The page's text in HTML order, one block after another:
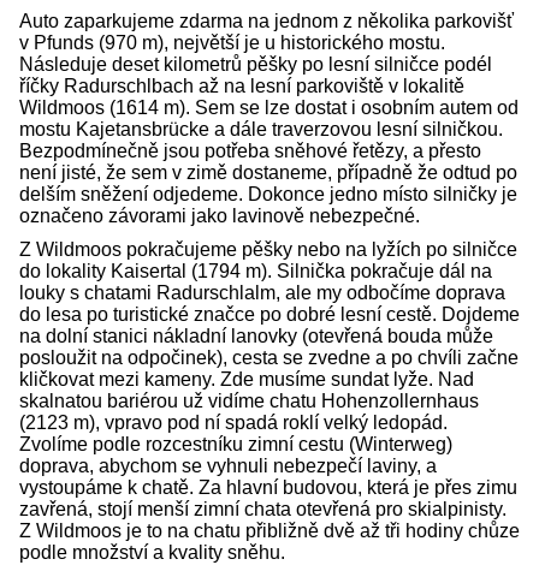
Auto zaparkujeme zdarma na jednom z několika parkovišť
v Pfunds (970 m), největší je u historického mostu.
Následuje deset kilometrů pěšky po lesní silničce podél
říčky Radurschlbach až na lesní parkoviště v lokalitě
Wildmoos (1614 m). Sem se lze dostat i osobním autem od
mostu Kajetansbrücke a dále traverzovou lesní silničkou.
Bezpodmínečně jsou potřeba sněhové řetězy, a přesto
není jisté, že sem v zimě dostaneme, případně že odtud po
delším sněžení odjedeme. Dokonce jedno místo silničky je
označeno závorami jako lavinově nebezpečné.
Z Wildmoos pokračujeme pěšky nebo na lyžích po silničce
do lokality Kaisertal (1794 m). Silnička pokračuje dál na
louky s chatami Radurschlalm, ale my odbočíme doprava
do lesa po turistické značce po dobré lesní cestě. Dojdeme
na dolní stanici nákladní lanovky (otevřená bouda může
posloužit na odpočinek), cesta se zvedne a po chvíli začne
kličkovat mezi kameny. Zde musíme sundat lyže. Nad
skalnatou bariérou už vidíme chatu Hohenzollernhaus
(2123 m), vpravo pod ní spadá roklí velký ledopád.
Zvolíme podle rozcestníku zimní cestu (Winterweg)
doprava, abychom se vyhnuli nebezpečí laviny, a
vystoupáme k chatě. Za hlavní budovou, která je přes zimu
zavřená, stojí menší zimní chata otevřená pro skialpinisty.
Z Wildmoos je to na chatu přibližně dvě až tři hodiny chůze
podle množství a kvality sněhu.